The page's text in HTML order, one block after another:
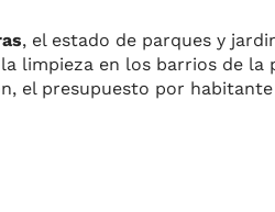
, el estado de parques y
limpieza en los barrios de la
el presupuesto por